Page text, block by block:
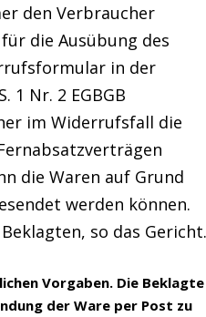
den Verbraucher
die Ausübung des
in der
1 Nr. 2 EGBGB
im Widerrufsfall die
die Waren auf Grund
werden können.
so das
Vorgaben. Die Beklagte
der Ware per Post zu